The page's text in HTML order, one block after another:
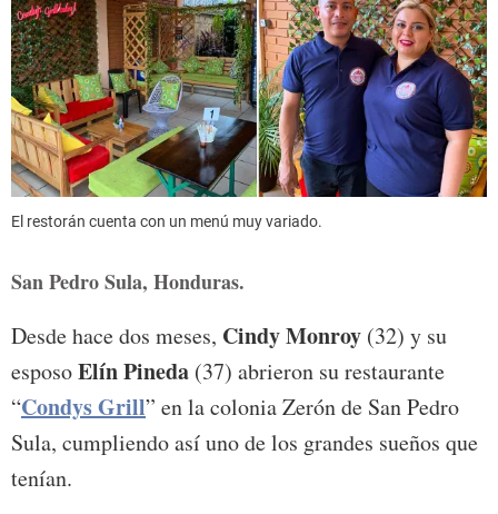
El restorán cuenta con un menú muy variado.
San Pedro Sula, Honduras.
Desde hace dos meses, Cindy Monroy (32) y su
esposoElín Pineda (37) abrieron su restaurante
“Condys Grill” en la colonia Zerón de San Pedro
Sula, cumpliendo así uno de los grandes sueños que
tenían.